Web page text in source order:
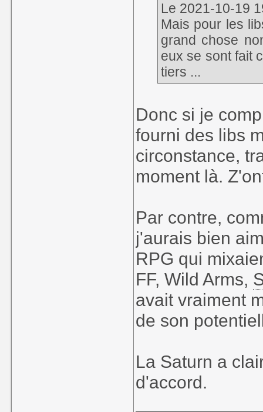
Le 2021-10-19
Mais pour les
grand chose
eux se sont fait
tiers ...
Donc si je
fourni des libs
circonstance,
moment là.
Par contre,
j'aurais bien
RPG qui
FF, Wild Arms,
avait vraiment
de son
La Saturn a
d'accord.